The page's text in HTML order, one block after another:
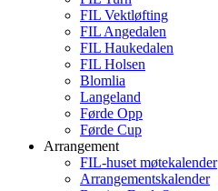
FIL Vektløfting
FIL Angedalen
FIL Haukedalen
FIL Holsen
Blomlia
Langeland
Førde Opp
Førde Cup
Arrangement
FIL-huset møtekalender
Arrangementskalender